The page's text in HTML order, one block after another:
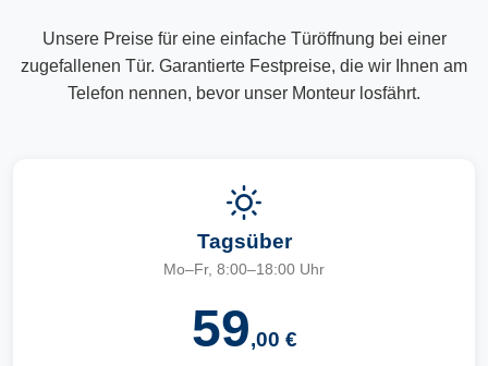
Unsere Preise für eine einfache Türöffnung bei einer
zugefallenen Tür. Garantierte Festpreise, die wir Ihnen am
Telefon nennen, bevor unser Monteur losfährt.
Tagsüber
Mo–Fr, 8:00–18:00 Uhr
59,00 €